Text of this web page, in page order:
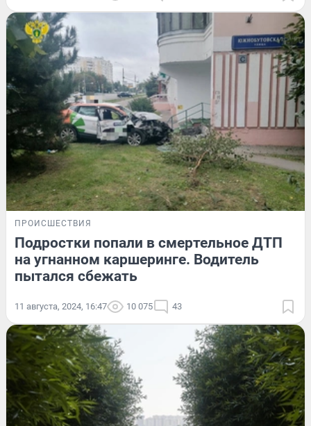
ПРОИСШЕСТВИЯ
Подростки попали в смертельное ДТП
на угнанном каршеринге. Водитель
пытался сбежать
11 августа, 2024, 16:47 10 075 43